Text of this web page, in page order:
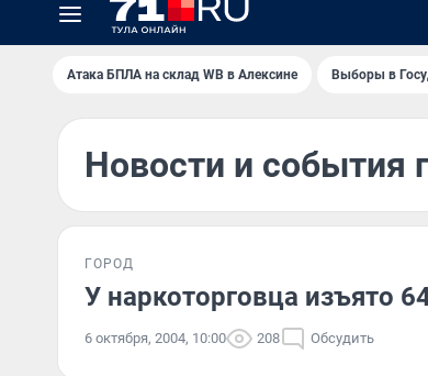
Атака БПЛА на склад WB в Алексине Выборы в
Новости и события
ГОРОД
У наркоторговца изъято
6 октября, 2004, 10:00 208 Обсудить